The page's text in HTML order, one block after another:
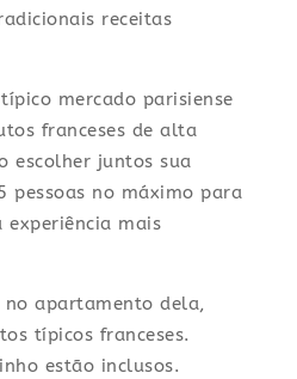
receitas
mercado parisiense
franceses de alta
escolher juntos sua
pessoas no máximo para
experiência mais
apartamento dela,
típicos franceses.
estão inclusos.